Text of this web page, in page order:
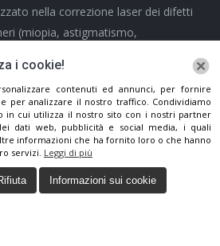
nella correzione laser dei difetti
(miopia, astigmatismo,
dei dati personali
i cookie!
contenuti ed annunci, per fornire
per analizzare il nostro traffico. Condividiamo
in cui utilizza il nostro sito con i nostri partner
dati web, pubblicità e social media, i quali
informazioni che ha fornito loro o che hanno
servizi. Leggi di più
Informazioni sui cookie